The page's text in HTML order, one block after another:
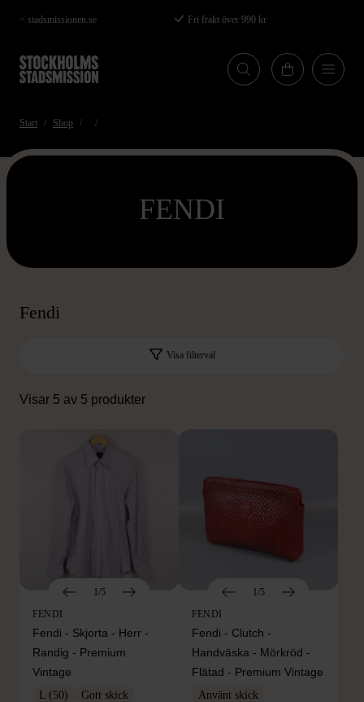
Hoppa
till
huvudinnehåll
< stadsmissionen.se Fri frakt över 990 kr
Start Shop
FENDI
Fendi
Visa filterval
Visar 5 av 5 produkter
1/5
FENDI
Fendi - Skjorta - Herr -
Randig - Premium
Vintage
L (50) Gott skick
1/5
FENDI
Fendi - Clutch -
Handväska - Mörkröd -
Flätad - Premium Vintage
Använt skick